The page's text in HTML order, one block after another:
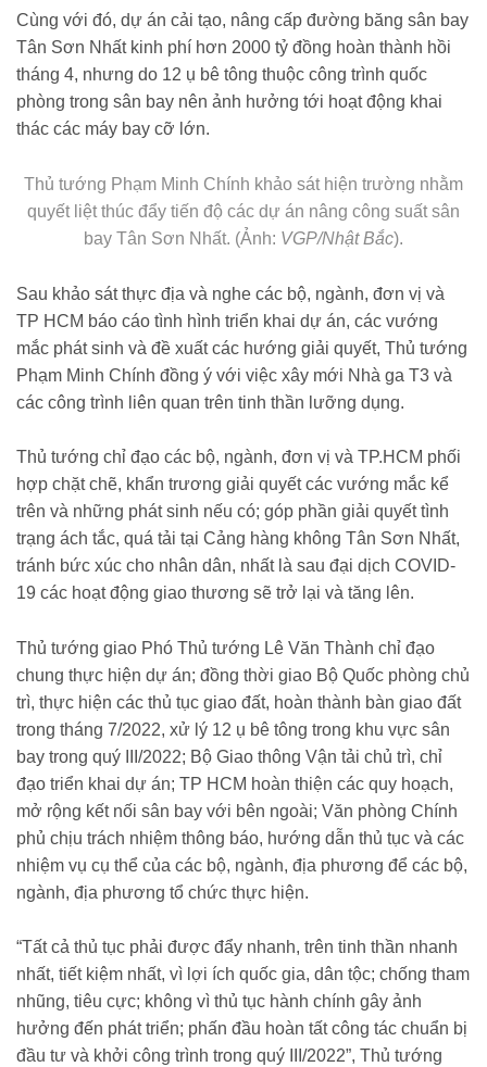
Cùng với đó, dự án cải tạo, nâng cấp đường băng sân bay
Tân Sơn Nhất kinh phí hơn 2000 tỷ đồng hoàn thành hồi
tháng 4, nhưng do 12 ụ bê tông thuộc công trình quốc
phòng trong sân bay nên ảnh hưởng tới hoạt động khai
thác các máy bay cỡ lớn.
Thủ tướng Phạm Minh Chính khảo sát hiện trường nhằm
quyết liệt thúc đẩy tiến độ các dự án nâng công suất sân
bay Tân Sơn Nhất. (Ảnh: VGP/Nhật Bắc).
Sau khảo sát thực địa và nghe các bộ, ngành, đơn vị và
TP HCM báo cáo tình hình triển khai dự án, các vướng
mắc phát sinh và đề xuất các hướng giải quyết, Thủ tướng
Phạm Minh Chính đồng ý với việc xây mới Nhà ga T3 và
các công trình liên quan trên tinh thần lưỡng dụng.
Thủ tướng chỉ đạo các bộ, ngành, đơn vị và TP.HCM phối
hợp chặt chẽ, khẩn trương giải quyết các vướng mắc kể
trên và những phát sinh nếu có; góp phần giải quyết tình
trạng ách tắc, quá tải tại Cảng hàng không Tân Sơn Nhất,
tránh bức xúc cho nhân dân, nhất là sau đại dịch COVID-
19 các hoạt động giao thương sẽ trở lại và tăng lên.
Thủ tướng giao Phó Thủ tướng Lê Văn Thành chỉ đạo
chung thực hiện dự án; đồng thời giao Bộ Quốc phòng chủ
trì, thực hiện các thủ tục giao đất, hoàn thành bàn giao đất
trong tháng 7/2022, xử lý 12 ụ bê tông trong khu vực sân
bay trong quý III/2022; Bộ Giao thông Vận tải chủ trì, chỉ
đạo triển khai dự án; TP HCM hoàn thiện các quy hoạch,
mở rộng kết nối sân bay với bên ngoài; Văn phòng Chính
phủ chịu trách nhiệm thông báo, hướng dẫn thủ tục và các
nhiệm vụ cụ thể của các bộ, ngành, địa phương để các bộ,
ngành, địa phương tổ chức thực hiện.
“Tất cả thủ tục phải được đẩy nhanh, trên tinh thần nhanh
nhất, tiết kiệm nhất, vì lợi ích quốc gia, dân tộc; chống tham
nhũng, tiêu cực; không vì thủ tục hành chính gây ảnh
hưởng đến phát triển; phấn đầu hoàn tất công tác chuẩn bị
đầu tư và khởi công trình trong quý III/2022”, Thủ tướng